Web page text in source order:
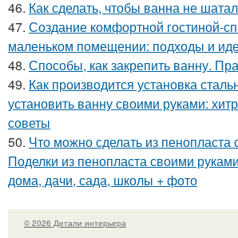
46. Как сделать, чтобы ванна не
47. Создание комфортной гостиной-
маленьком помещении: подходы и
48. Способы, как закрепить ванну.
49. Как производится установка
установить ванну своими руками:
советы
50. Что можно сделать из пенопласта
Поделки из пенопласта своими
дома, дачи, сада, школы + фото
© 2026 Детали интерьера